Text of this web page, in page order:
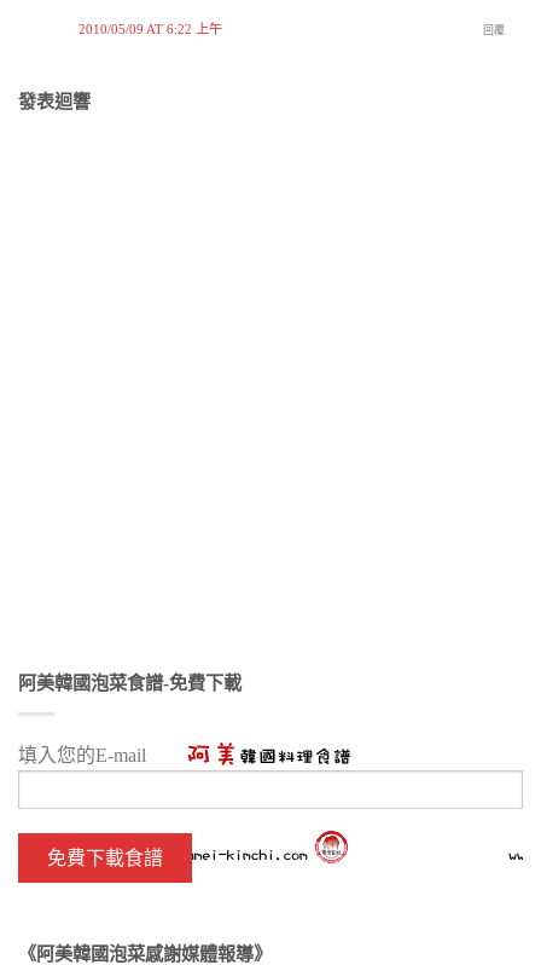
2010/05/09 AT 6:22 上午 回覆
發表迴響
阿美韓國泡菜食譜-免費下載
填入您的E-mail
《阿美韓國泡菜感謝媒體報導》